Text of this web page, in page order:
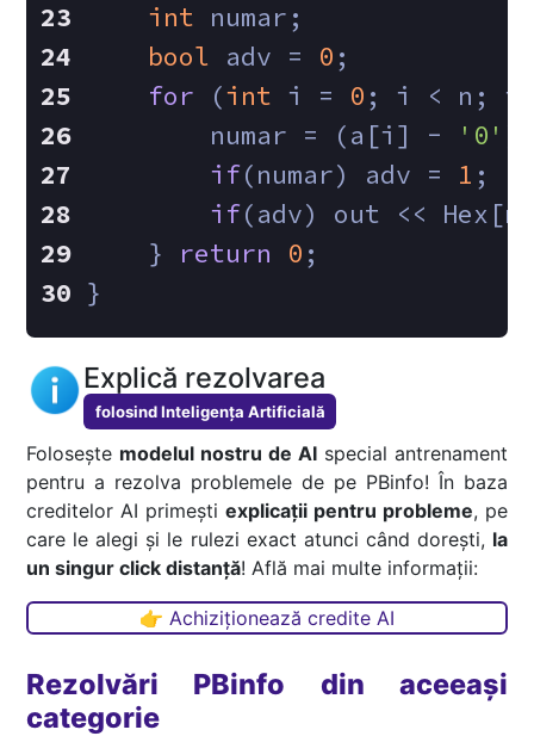
int numar;
bool adv = 0 ;
for (int i = 0 ; i < n; i
        numar = (a[i] -
'0'
if(numar) adv = 1 ;
if(adv) out <<
    }
return 0 ;
}
Explică rezolvarea
folosind Inteligența Artificială
Folosește modelul nostru de AIspecial antrenament
pentru a rezolva problemele de pe PBinfo! În baza
creditelor AI primești explicații pentru probleme, pe
care le alegi și le rulezi exact atunci când dorești, la
un singur click distanță! Află mai multe informații:
👉 Achiziționează credite AI
Rezolvări PBinfo din aceeași
categorie